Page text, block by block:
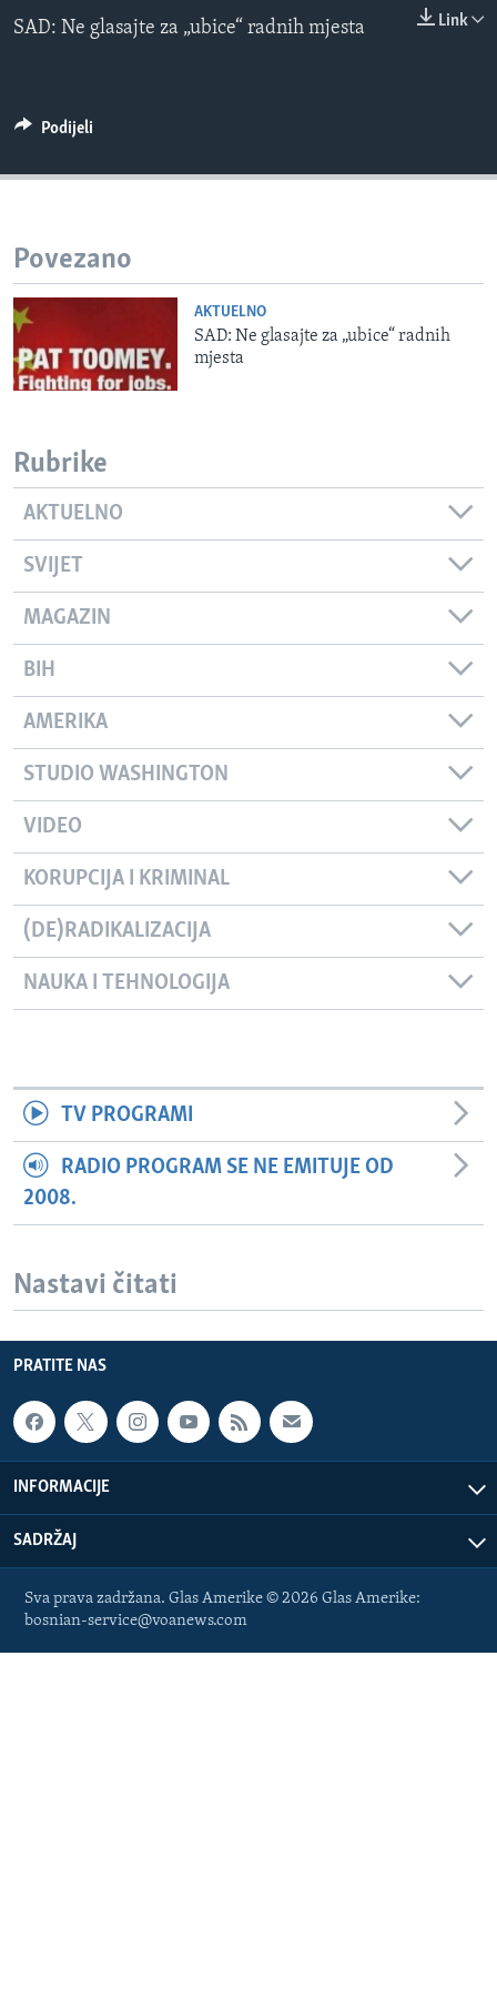
MAGAZIN
Learning English
PRATITE NAS
Jezici
0:00 Link
SAD: Ne glasajte za „ubice“ radnih mjesta
Podijeli
Povezano
AKTUELNO
SAD: Ne glasajte za „ubice“ radnih
mjesta
Rubrike
AKTUELNO
SVIJET
MAGAZIN
BIH
AMERIKA
STUDIO WASHINGTON
VIDEO
KORUPCIJA I KRIMINAL
(DE)RADIKALIZACIJA
NAUKA I TEHNOLOGIJA
TV PROGRAMI
RADIO PROGRAM SE NE EMITUJE OD
2008.
Nastavi čitati
PRATITE NAS
INFORMACIJE
SADRŽAJ
Sva prava zadržana. Glas Amerike © 2026 Glas Amerike:
bosnian-service@voanews.com